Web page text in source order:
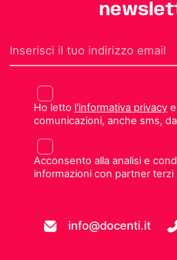
Ho letto l'informativa privacye
comunicazioni, anche sms,
Acconsento alla analisi e
informazioni con partner
info@docenti.it